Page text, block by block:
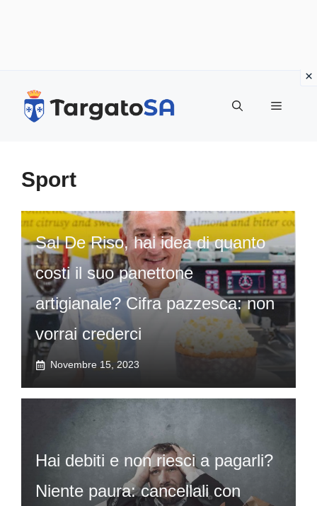
Menu
Sport
Sal De Riso, hai idea di quanto
costi il suo panettone
artigianale? Cifra pazzesca: non
vorrai crederci
Novembre 15, 2023
Hai debiti e non riesci a pagarli?
Niente paura: cancellali con